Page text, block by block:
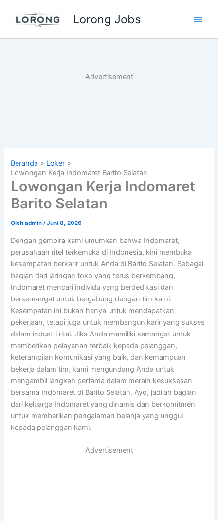
Lorong Jobs
Advertisement
Beranda
Loker
Lowongan Kerja Indomaret Barito Selatan
Lowongan Kerja Indomaret
Barito Selatan
Olehadmin/Juni 8, 2026
Dengan gembira kami umumkan bahwa Indomaret,
perusahaan ritel terkemuka di Indonesia, kini membuka
kesempatan berkarir untuk Anda di Barito Selatan. Sebagai
bagian dari jaringan toko yang terus berkembang,
Indomaret mencari individu yang berdedikasi dan
bersemangat untuk bergabung dengan tim kami.
Kesempatan ini bukan hanya untuk mendapatkan
pekerjaan, tetapi juga untuk membangun karir yang sukses
dalam industri ritel. Jika Anda memiliki semangat untuk
memberikan pelayanan terbaik kepada pelanggan,
keterampilan komunikasi yang baik, dan kemampuan
bekerja dalam tim, kami mengundang Anda untuk
mengambil langkah pertama dalam meraih kesuksesan
bersama Indomaret di Barito Selatan. Ayo, jadilah bagian
dari keluarga Indomaret yang dinamis dan berkomitmen
untuk memberikan pengalaman belanja yang unggul
kepada pelanggan kami.
Advertisement